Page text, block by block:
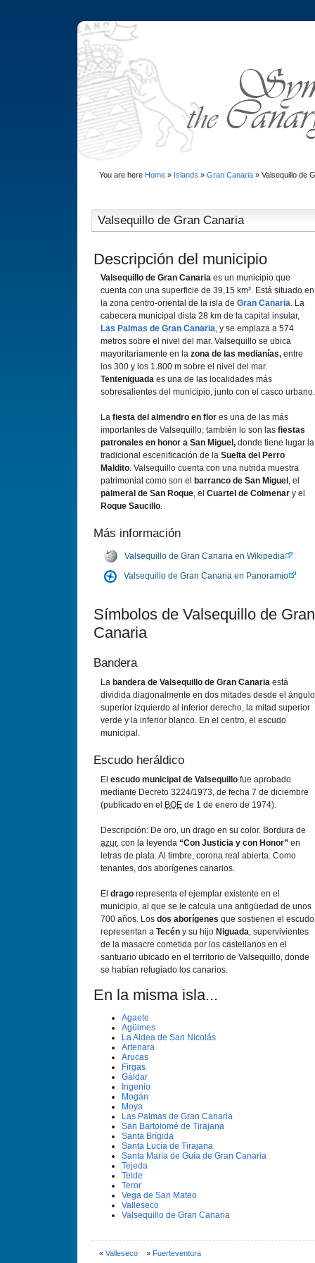
You are here Home» Islands » Gran Canaria» Valsequillo de
Valsequillo de Gran Canaria
Descripción del municipio
Valsequillo de Gran Canaria es un municipio que
cuenta con una superficie de 39,15 km². Está situado en
la zona centro-oriental de la isla de Gran Canaria. La
cabecera municipal dista 28 km de la capital insular,
Las Palmas de Gran Canaria, y se emplaza a 574
metros sobre el nivel del mar. Valsequillo se ubica
mayoritariamente en la zona de las medianías, entre
los 300 y los 1.800 m sobre el nivel del mar.
Tenteniguada es una de las localidades más
sobresalientes del municipio, junto con el casco urbano.
La fiesta del almendro en flor es una de las más
importantes de Valsequillo; también lo son las fiestas
patronales en honor a San Miguel, donde tiene lugar la
tradicional escenificación de la Suelta del Perro
Maldito. Valsequillo cuenta con una nutrida muestra
patrimonial como son el
barranco de San Miguel , el
palmeral de San Roque, el Cuartel de Colmenar y el
Roque Saucillo.
Más información
Valsequillo de Gran Canaria en Wikipedia
Valsequillo de Gran Canaria en Panoramio
Símbolos de Valsequillo de Gran
Canaria
Bandera
La bandera de Valsequillo de Gran Canaria está
dividida diagonalmente en dos mitades desde el ángulo
superior izquierdo al inferior derecho, la mitad superior
verde y la inferior blanco. En el centro, el escudo
municipal.
Escudo heráldico
El escudo municipal de Valsequillo fue aprobado
mediante Decreto 3224/1973, de fecha 7 de diciembre
(publicado en el
BOE de 1 de enero de 1974).
Descripción: De oro, un drago en su color. Bordura de
azur, con la leyenda “Con Justicia y con Honor” en
letras de plata. Al timbre, corona real abierta. Como
tenantes, dos aborígenes canarios.
El drago representa el ejemplar existente en el
municipio, al que se le calcula una antigüedad de unos
700 años. Los dos aborígenes que sostienen el escudo
representan a Tecén y su hijo Niguada, supervivientes
de la masacre cometida por los castellanos en el
santuario ubicado en el territorio de Valsequillo, donde
se habían refugiado los canarios.
En la misma isla...
Agaete
Agüimes
La Aldea de San Nicolás
Artenara
Arucas
Firgas
Gáldar
Ingenio
Mogán
Moya
Las Palmas de Gran Canaria
San Bartolomé de Tirajana
Santa Brí­gida
Santa Lucí­a de Tirajana
Santa Marí­a de Guí­a de Gran Canaria
Tejeda
Telde
Teror
Vega de San Mateo
Valleseco
Valsequillo de Gran Canaria
« Valleseco» Fuerteventura